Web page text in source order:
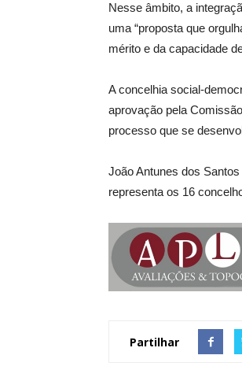
Nesse âmbito, a
uma “proposta que
mérito e da capacidade
A concelhia social-
aprovação pela
processo que se
João Antunes dos
representa os 16
Partilhar